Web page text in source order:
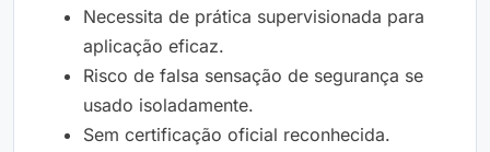
Necessita de prática supervisionada para
aplicação eficaz.
Risco de falsa sensação de segurança se
usado isoladamente.
Sem certificação oficial reconhecida.